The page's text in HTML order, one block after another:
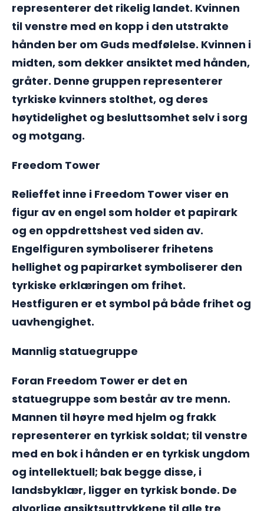
representerer det rikelig landet. Kvinnen
til venstre med en kopp i den utstrakte
hånden ber om Guds medfølelse. Kvinnen i
midten, som dekker ansiktet med hånden,
gråter. Denne gruppen representerer
tyrkiske kvinners stolthet, og deres
høytidelighet og besluttsomhet selv i sorg
og motgang.
Freedom Tower
Relieffet inne i Freedom Tower viser en
figur av en engel som holder et papirark
og en oppdrettshest ved siden av.
Engelfiguren symboliserer frihetens
hellighet og papirarket symboliserer den
tyrkiske erklæringen om frihet.
Hestfiguren er et symbol på både frihet og
uavhengighet.
Mannlig statuegruppe
Foran Freedom Tower er det en
statuegruppe som består av tre menn.
Mannen til høyre med hjelm og frakk
representerer en tyrkisk soldat; til venstre
med en bok i hånden er en tyrkisk ungdom
og intellektuell; bak begge disse, i
landsbyklær, ligger en tyrkisk bonde. De